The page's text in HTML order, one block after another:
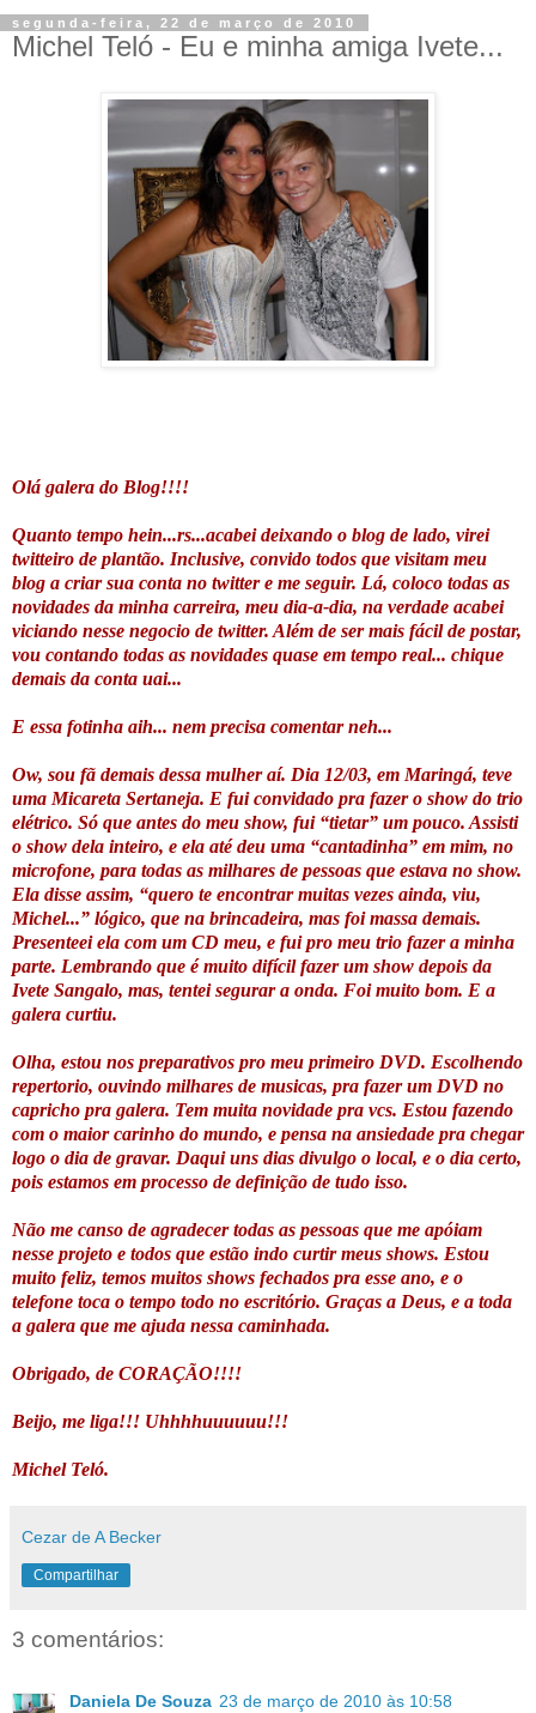
segunda-feira, 22 de março de 2010
Michel Teló - Eu e minha amiga Ivete...
Olá galera do Blog!!!!
Quanto tempo hein...rs...acabei deixando o blog de lado, virei
twitteiro de plantão. Inclusive, convido todos que visitam meu
blog a criar sua conta no twitter e me seguir. Lá, coloco todas as
novidades da minha carreira, meu dia-a-dia, na verdade acabei
viciando nesse negocio de twitter. Além de ser mais fácil de postar,
vou contando todas as novidades quase em tempo real... chique
demais da conta uai...
E essa fotinha aih... nem precisa comentar neh...
Ow, sou fã demais dessa mulher aí. Dia 12/03, em Maringá, teve
uma Micareta Sertaneja. E fui convidado pra fazer o show do trio
elétrico. Só que antes do meu show, fui “tietar” um pouco. Assisti
o show dela inteiro, e ela até deu uma “cantadinha” em mim, no
microfone, para todas as milhares de pessoas que estava no show.
Ela disse assim, “quero te encontrar muitas vezes ainda, viu,
Michel...” lógico, que na brincadeira, mas foi massa demais.
Presenteei ela com um CD meu, e fui pro meu trio fazer a minha
parte. Lembrando que é muito difícil fazer um show depois da
Ivete Sangalo, mas, tentei segurar a onda. Foi muito bom. E a
galera curtiu.
Olha, estou nos preparativos pro meu primeiro DVD. Escolhendo
repertorio, ouvindo milhares de musicas, pra fazer um DVD no
capricho pra galera. Tem muita novidade pra vcs. Estou fazendo
com o maior carinho do mundo, e pensa na ansiedade pra chegar
logo o dia de gravar. Daqui uns dias divulgo o local, e o dia certo,
pois estamos em processo de definição de tudo isso.
Não me canso de agradecer todas as pessoas que me apóiam
nesse projeto e todos que estão indo curtir meus shows. Estou
muito feliz, temos muitos shows fechados pra esse ano, e o
telefone toca o tempo todo no escritório. Graças a Deus, e a toda
a galera que me ajuda nessa caminhada.
Obrigado, de CORAÇÃO!!!!
Beijo, me liga!!! Uhhhhuuuuuu!!!
Michel Teló.
Cezar de A Becker
Compartilhar
3 comentários:
Daniela De Souza 23 de março de 2010 às 10:58